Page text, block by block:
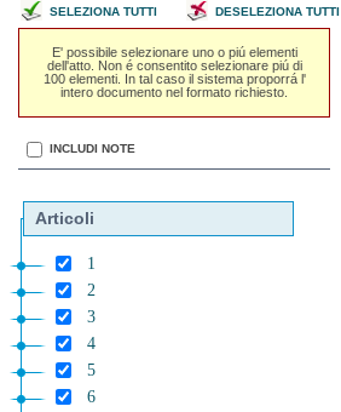
SELEZIONA TUTTI DESELEZIONA TUTTI
E' possibile selezionare uno o piú elementi
dell'atto. Non é consentito selezionare piú di
100 elementi. In tal caso il sistema proporrá l'
intero documento nel formato richiesto.
INCLUDI NOTE
Articoli
1
2
3
4
5
6